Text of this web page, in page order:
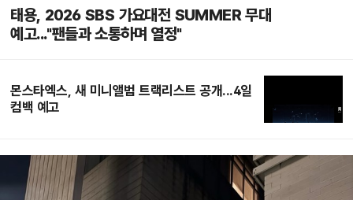
태용, 2026 SBS 가요대전 SUMMER 무대
예고..."팬들과 소통하며 열정"
몬스타엑스, 새 미니앨범 트랙리스트 공개...4일
컴백 예고